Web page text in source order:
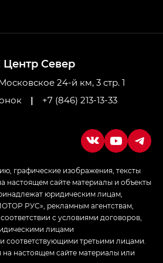
Джи Эль Полный привод —
— GX PREMIUM, ЛАУНЖ —
(Empow) в комплектации
Центр Север
24-й км, 3 стр. 1
| +7 (846) 213-13-33
графические изображения, тексты
настоящем сайте материалы и объекты
юридическим лицам,
РУС», рекламным агентствам,
с условиями договоров,
лицами
третьими лицами.
настоящем сайте материалы или